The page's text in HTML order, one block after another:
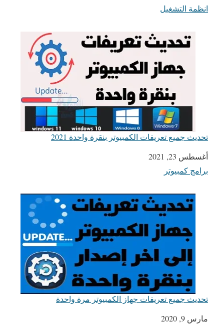
في ما يتعلق بما يأتي
انظمة التشغيل
تحديث جميع تعريفات الكمبيوتر بنقرة واحدة 2021
التاريخ
أغسطس 23, 2021
في ما يتعلق بما يأتي
برامج كمبيوتر
تحديث جميع تعريفات جهاز الكمبيوتر مرة واحدة
التاريخ
مارس 9, 2020